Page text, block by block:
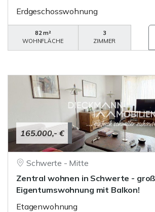
Erdgeschosswohnung
82 m²
WOHNFLÄCHE
3
ZIMMER
165.000,- €
Schwerte - Mitte
Zentral wohnen in Schwerte -
Eigentumswohnung mit Balkon!
Etagenwohnung